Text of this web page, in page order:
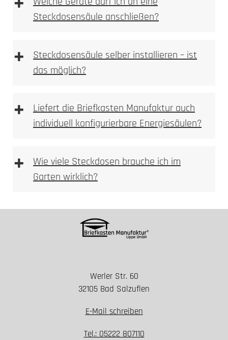
Leitungsschutzschalter
UV-stabile Oberflächen
Steckdosensäule anschließen?
+
Steckdosensäule selber installieren – ist
das möglich?
Installation nur spannungsfrei durchführen
Kabel ausschließlich für den Außenbereich (z. B.
+
Liefert die Briefkasten Manufaktur auch
individuell konfigurierbare Energiesäulen?
+
Wie viele Steckdosen brauche ich im
Garten wirklich?
Werler Str. 60
32105 Bad Salzuflen
E-Mail schreiben
Tel.: 05222 807110